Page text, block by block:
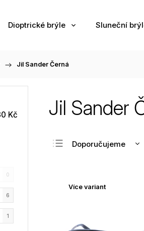
Dioptrické brýle Sluneční
/ Jil Sander Černá
Kč
0
6
1
Jil Sander
Doporučujeme
Nejprodávanější
Více variant